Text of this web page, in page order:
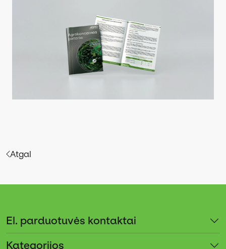
Atgal
El. parduotuvės kontaktai
Kategorijos